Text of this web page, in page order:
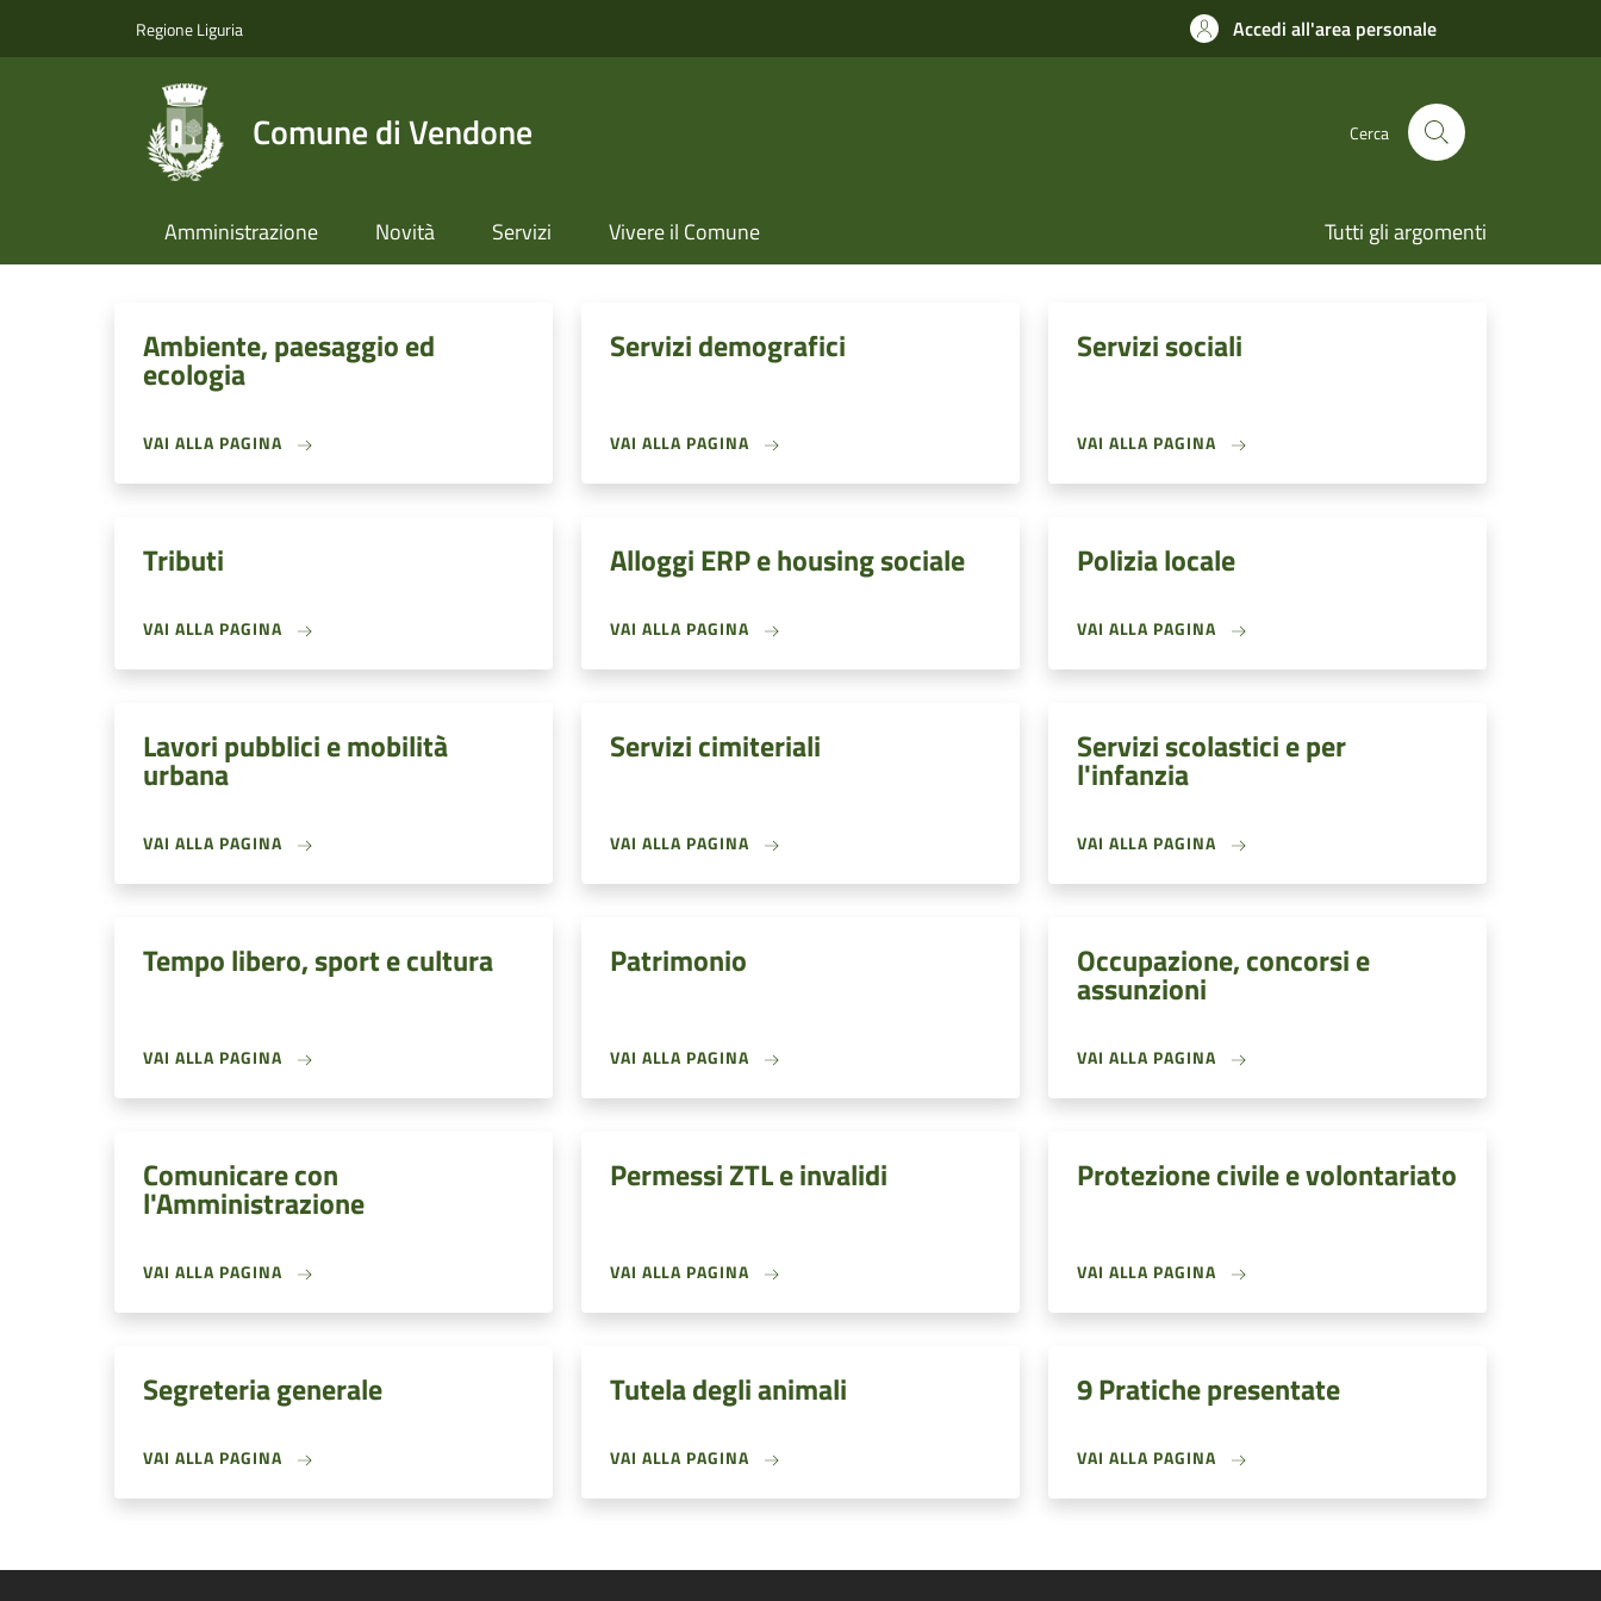
Regione Liguria Accedi all'area personale
Comune di Vendone Cerca
Amministrazione Novità Servizi Vivere il Comune Tutti gli argomenti
Ambiente, paesaggio ed
ecologia
VAI ALLA PAGINA
Servizi demografici
VAI ALLA PAGINA
Servizi sociali
VAI ALLA PAGINA
Tributi
VAI ALLA PAGINA
Alloggi ERP e housing sociale
VAI ALLA PAGINA
Polizia locale
VAI ALLA PAGINA
Lavori pubblici e mobilità
urbana
VAI ALLA PAGINA
Servizi cimiteriali
VAI ALLA PAGINA
Servizi scolastici e per
l'infanzia
VAI ALLA PAGINA
Tempo libero, sport e cultura
VAI ALLA PAGINA
Patrimonio
VAI ALLA PAGINA
Occupazione, concorsi e
assunzioni
VAI ALLA PAGINA
Comunicare con
l'Amministrazione
VAI ALLA PAGINA
Permessi ZTL e invalidi
VAI ALLA PAGINA
Protezione civile e volontariato
VAI ALLA PAGINA
Segreteria generale
VAI ALLA PAGINA
Tutela degli animali
VAI ALLA PAGINA
9 Pratiche presentate
VAI ALLA PAGINA